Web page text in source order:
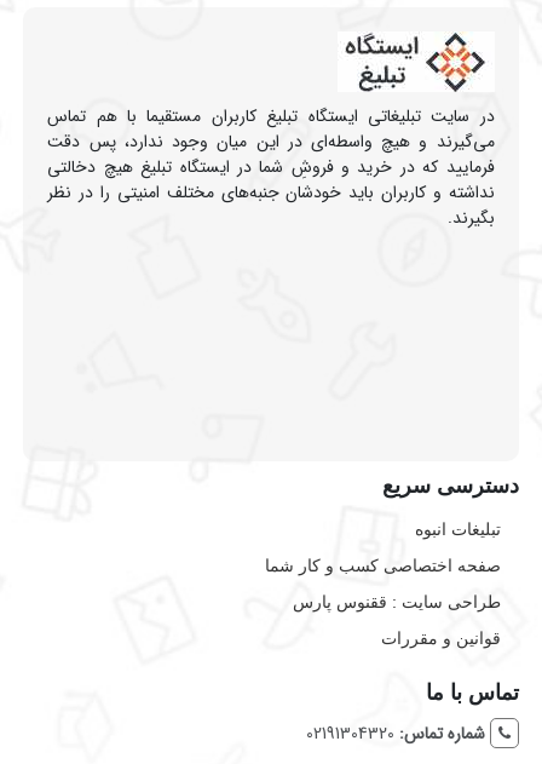
در سایت تبلیغاتی ایستگاه تبلیغ کاربران مستقیما با هم تماس
می‌گیرند و هیچ واسطه‌ای در این میان وجود ندارد، پس دقت
فرمایید که در خرید و فروشِ شما در ایستگاه تبلیغ هیچ دخالتی
نداشته و کاربران باید خودشان جنبه‌های مختلف امنیتی را در نظر
بگیرند.
دسترسی سریع
تبلیغات انبوه
صفحه اختصاصی کسب و کار شما
طراحی سایت :‌ ققنوس پارس
قوانین و مقررات
تماس با ما
شماره تماس: 02191304320